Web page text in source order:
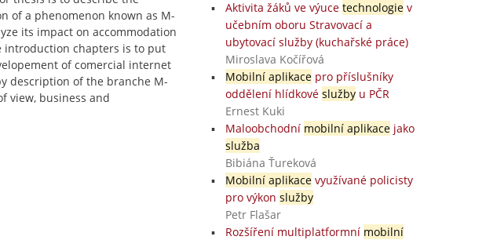
of a phenomenon known as M-
its impact on accommodation
introduction chapters is to put
of comercial internet
description of the branche M-
view, business and
Aktivita žáků ve výuce technologiev
učebním oboru Stravovací a
ubytovací služby (kuchařské práce)
Miroslava Kočířová
Mobilní aplikacepro příslušníky
oddělení hlídkové službyu PČR
Ernest Kuki
Maloobchodní mobilní aplikacejako
služba
Bibiána Ťureková
Mobilní aplikacevyužívané policisty
pro výkon služby
Petr Flašar
Rozšíření multiplatformní mobilní